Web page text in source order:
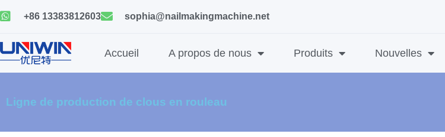
to
+86 13383812603 sophia@nailmakingmachine.net
Accueil A propos de nous Produits Nouvelles
Ligne de production de clous en rouleau